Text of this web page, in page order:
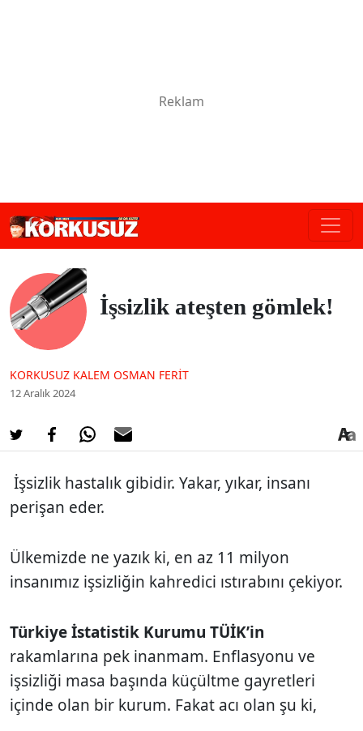
İşsizlik ateşten gömlek!
KORKUSUZ KALEM OSMAN FERIT
12 Aralık 2024
İşsizlik hastalık gibidir. Yakar, yıkar, insanı
perişan eder.
Ülkemizde ne yazık ki, en az 11 milyon
insanımız işsizliğin kahredici ıstırabını çekiyor.
Türkiye İstatistik Kurumu TÜİK’in
rakamlarına pek inanmam. Enflasyonu ve
işsizliği masa başında küçültme gayretleri
içinde olan bir kurum. Fakat acı olan şu ki,